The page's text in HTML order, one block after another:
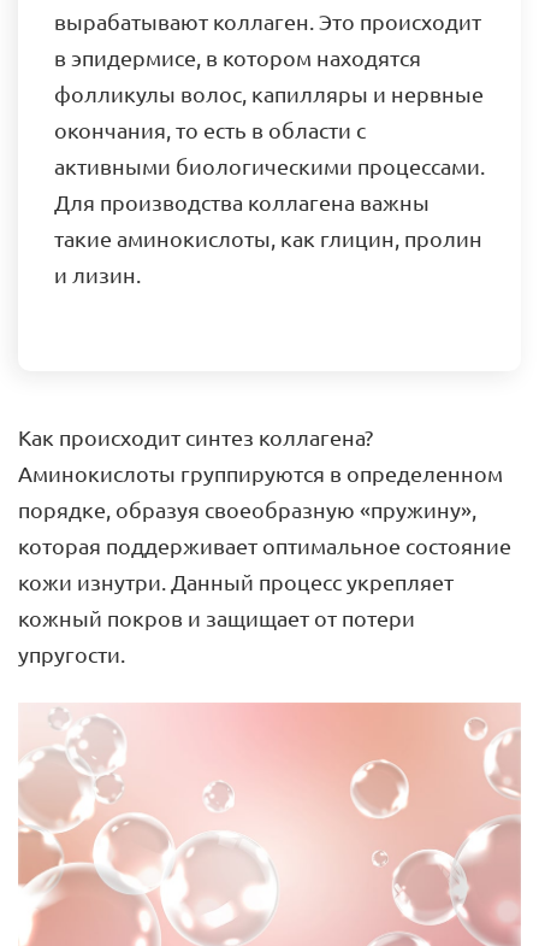
вырабатывают коллаген. Это происходит
в эпидермисе, в котором находятся
фолликулы волос, капилляры и нервные
окончания, то есть в области с
активными биологическими процессами.
Для производства коллагена важны
такие аминокислоты, как глицин, пролин
и лизин.
Как происходит синтез коллагена?
Аминокислоты группируются в определенном
порядке, образуя своеобразную «пружину»,
которая поддерживает оптимальное состояние
кожи изнутри. Данный процесс укрепляет
кожный покров и защищает от потери
упругости.